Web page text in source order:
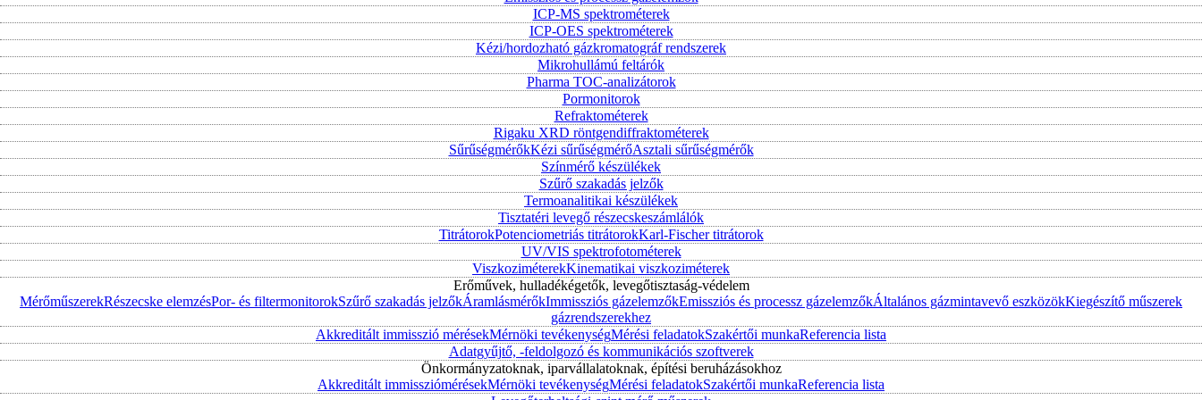
ICP-MS spektrométerek
ICP-OES spektrométerek
Kézi/hordozható gázkromatográf rendszerek
Mikrohullámú feltárók
Pharma TOC-analizátorok
Pormonitorok
Refraktométerek
Rigaku XRD röntgendiffraktométerek
SűrűségmérőkKézi sűrűségmérőAsztali sűrűségmérők
Színmérő készülékek
Szűrő szakadás jelzők
Termoanalitikai készülékek
Tisztatéri levegő részecskeszámlálók
TitrátorokPotenciometriás titrátorokKarl-Fischer titrátorok
UV/VIS spektrofotométerek
ViszkoziméterekKinematikai viszkoziméterek
Erőművek, hulladékégetők, levegőtisztaság-védelem
MérőműszerekRészecske elemzésPor- és filtermonitorokSzűrő szakadás jelzőkÁramlásmérőkImmissziós gázelemzőkEmissziós és processz gázelemzőkÁltalános gázmintavevő eszközökKiegészítő műszerek
gázrendszerekhez
Akkreditált immisszió mérésekMérnöki tevékenységMérési feladatokSzakértői munkaReferencia lista
Adatgyűjtő, -feldolgozó és kommunikációs szoftverek
Önkormányzatoknak, iparvállalatoknak, építési beruházásokhoz
Akkreditált immissziómérésekMérnöki tevékenységMérési feladatokSzakértői munkaReferencia lista